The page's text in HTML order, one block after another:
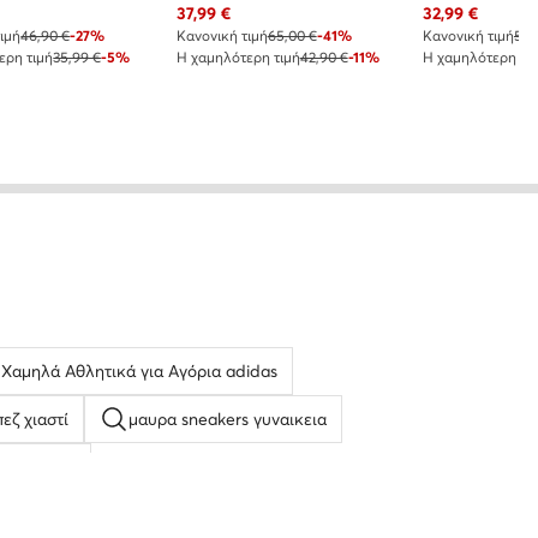
46,90 €-27%
τιμή35,99 €-5%
Τρέχουσα τιμή
37,99€
Κανονική τιμή65,00 €-41%
Η χαμηλότερη τιμή42,90 €-11%
Τρέχουσα τιμή
32,99€
Κανονική τιμή
Η χαμηλότερη
Χαμηλά Αθλητικά για Αγόρια adidas
χιαστί μαυρα sneakers γυναικεια